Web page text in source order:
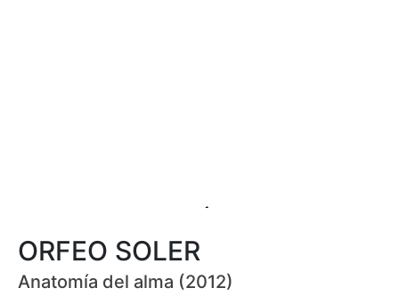
ORFEO SOLER
Anatomía del alma (2012)